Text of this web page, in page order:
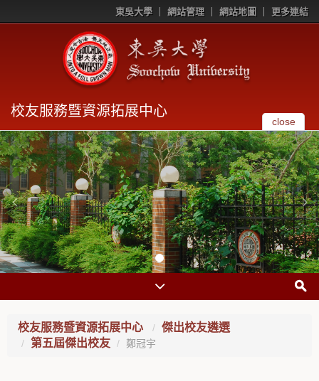
東吳大學 網站管理 網站地圖 更多連結
校友服務暨資源拓展中心
close
校友服務暨資源拓展中心
傑出校友遴選
第五屆傑出校友
鄭冠宇